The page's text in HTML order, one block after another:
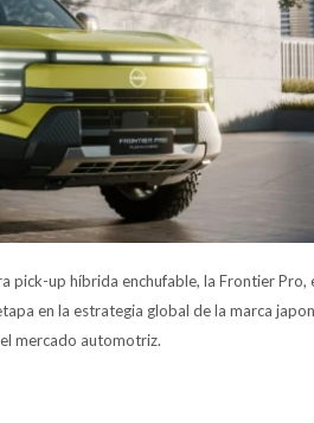
pick-up híbrida enchufable, la Frontier Pro,
en la estrategia global de la marca
mercado automotriz.